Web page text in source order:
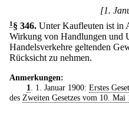
[1.
1 § 346. Unter Kaufleuten ist in
Wirkung von Handlungen und
Handelsverkehre geltenden
Rücksicht zu nehmen.
Anmerkungen:
1
. 1. Januar 1900: Erstes
des Zweiten Gesetzes vom 10. Mai